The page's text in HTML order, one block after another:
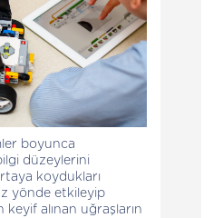
boyunca
düzeylerini
koydukları
yönde etkileyip
alınan uğraşların